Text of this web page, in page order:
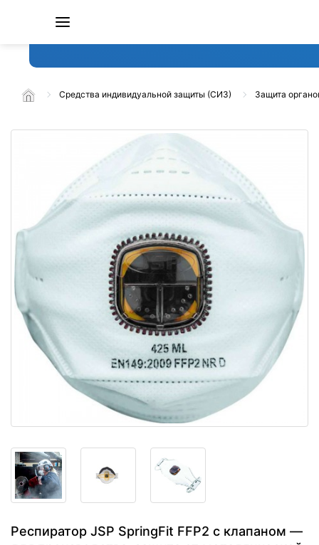
Средства индивидуальной защиты (СИЗ) Защита
Респиратор JSP SpringFit FFP2 с клапаном —